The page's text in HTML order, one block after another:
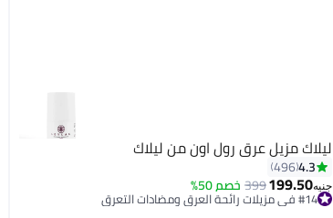
ليلاك مزيل عرق رول اون من ليلاك
4.3
496
جنيه199.50
399 خصم 50%
#14 في مزيلات رائحة العرق ومضادات التعرق
توصيل مجاني